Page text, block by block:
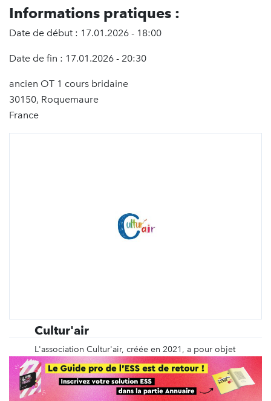
Informations pratiques :
Date de début : 17.01.2026 - 18:00
Date de fin : 17.01.2026 - 20:30
ancien OT 1 cours bridaine
30150, Roquemaure
France
Cultur'air
L'association Cultur'air, créée en 2021, a pour objet
de mettre en valeur la biodiversité notamment par
l'organisation d' événements culturels sur
Roquemaure et ses alentours. Parmi ses projets, des
balades de découvertes de la nature et des actions